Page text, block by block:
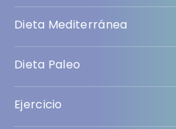
Dieta Mediterránea
Dieta Paleo
Ejercicio